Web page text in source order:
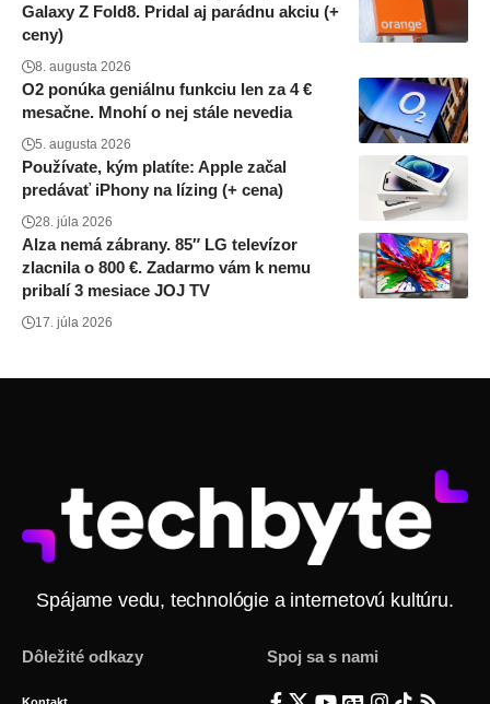
Galaxy Z Fold8. Pridal aj parádnu akciu (+
ceny)
8. augusta 2026
O2 ponúka geniálnu funkciu len za 4 €
mesačne. Mnohí o nej stále nevedia
5. augusta 2026
Používate, kým platíte: Apple začal
predávať iPhony na lízing (+ cena)
28. júla 2026
Alza nemá zábrany. 85″ LG televízor
zlacnila o 800 €. Zadarmo vám k nemu
pribalí 3 mesiace JOJ TV
17. júla 2026
Spájame vedu, technológie a internetovú kultúru.
Dôležité odkazy Spoj sa s nami